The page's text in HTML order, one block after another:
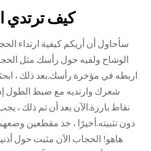
كيف ترتدي
سأحاول أن أريكم كيفية ارتداء
الوشاح ولفيه حول رأسك مثل
اربطه في مؤخرة رأسك.بعد ذلك ،
شعرك وارتديه مع ضبط الطول
نقاط بارزة.الآن بعد أن تم ذلك ،
دون تثبيته.أخيرًا ، خذ مقطعين
هاهو! الحجاب الآن مثبت حول